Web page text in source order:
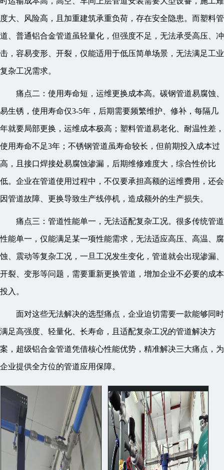
度大、风险高，且加重建筑承重负荷，存在安全隐患。而塑料管
道、普通铝合金管道虽轻量化，但强度不足，无法承受高压、冲
击，容易变形、开裂，仅能适用于低压简单场景，无法满足工业
复杂工况需求。
痛点二：使用寿命短，运维更换成本高。碳钢管道易腐蚀、
易生锈，使用寿命仅3-5年，后期需要频繁维护、修补，每隔几
年就要局部更换，运维成本极高；塑料管道易老化、耐温性差，
使用寿命不足3年；不锈钢管道虽寿命较长，但前期投入成本过
高，且接口焊接处易腐蚀渗漏，后期维修难度大，综合性价比
低。企业在管道使用过程中，不仅要承担高额的运维费用，还会
因管道故障、更换导致生产线停机，造成额外的生产损失。
痛点三：管道性能单一，无法适配复杂工况。很多传统管道
性能单一，仅能满足某一项性能需求，无法适应高压、高温、腐
蚀、震动等复杂工况，一旦工况发生变化，管道就会出现渗漏、
开裂、变形等问题，需要重新更换管道，增加企业不必要的成本
投入。
面对这些无法解决的选型痛点，企业迫切需要一款能够同时
满足高强度、轻量化、长寿命，且适配复杂工况的管道解决方
案，超级铝合金管道凭借核心性能优势，精准解决三大痛点，为
企业提供全方位的管道应用保障。